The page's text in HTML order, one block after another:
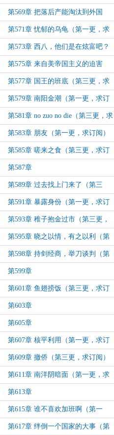
第569章 把落后产能淘汰到外国
（第三更，求订阅）
第571章 忧郁的乌龟（第一更，求
订阅）
第573章 西八，他们是在炫富吧？
（第三更，求订阅）
第575章 来自美帝国主义的迫害
（第一更，求订阅）
第577章 国王的班底（第三更，求
订阅）
第579章 南阳金潮（第一更，求订
阅）
第581章 no zuo no die（第三更，求
订阅）
第583章 朋友（第一更，求订阅）
第585章 嗟来之食（第三更，求订
阅）
第587章
第589章 过去找上门来了（第三
更，求订阅）
第591章 暴露身份（第一更，求订
阅）
第593章 稚子抱金过市（第三更，
求订阅）
第595章 晓之以情，有之以利（第
一更，求订阅）
第598章 持剑经商，举刀谈判（第
三更，求订阅）
第599章
第601章 鱼翅捞饭（第三更，求订
阅）
第603章
第605章
第607章 核平利用（第一更，求订
阅）
第609章 撤侨（第三更，求订阅）
第611章 南洋阴暗面（第一更，求
订阅）
第613章
第615章 谁不喜欢加班啊（第一
更，求订阅）
第617章 绊倒一个国家的大事（第